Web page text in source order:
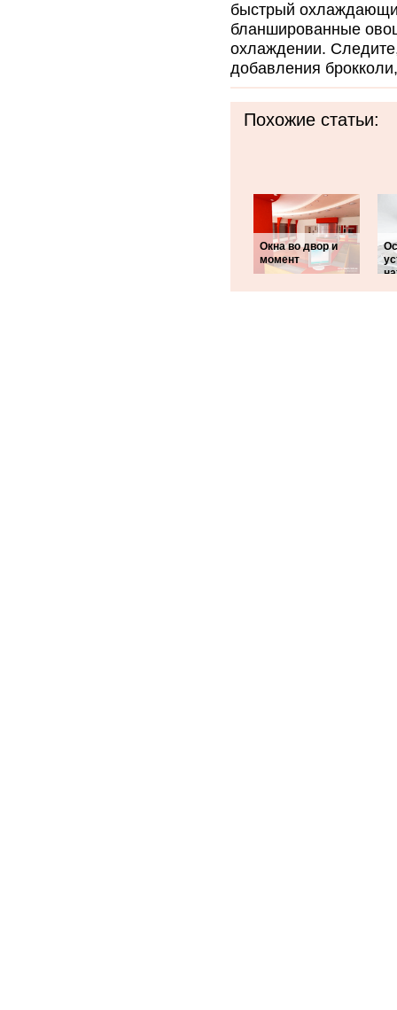
быстрый
бланшированные
охлаждении.
добавления
Похожие статьи:
Окна во двор и
момент